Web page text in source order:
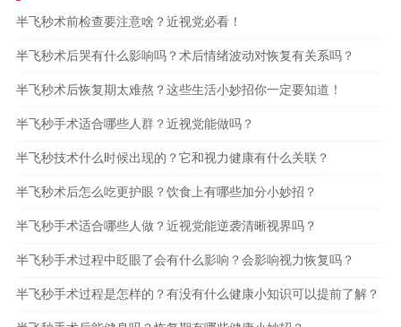
半飞秒术前检查要注意啥？近视党必看！
半飞秒术后哭有什么影响吗？术后情绪波动对恢复有关系吗？
半飞秒术后恢复期太难熬？这些生活小妙招你一定要知道！
半飞秒手术适合哪些人群？近视党能做吗？
半飞秒技术什么时候出现的？它和视力健康有什么关联？
半飞秒术后怎么吃更护眼？饮食上有哪些加分小妙招？
半飞秒手术适合哪些人做？近视党能逆袭清晰视界吗？
半飞秒手术过程中眨眼了会有什么影响？会影响视力恢复吗？
半飞秒手术过程是怎样的？有没有什么健康小知识可以提前了解？